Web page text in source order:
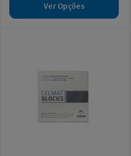
Ver Opções